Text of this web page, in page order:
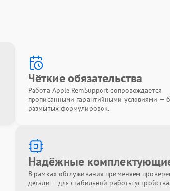
Чёткие обязательства
Работа Apple RemSupport сопровождается
прописанными гарантийными условиями —
размытых формулировок.
Надёжные
В рамках обслуживания применяем
детали — для стабильной работы устройства.